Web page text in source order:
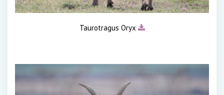
Taurotragus Oryx